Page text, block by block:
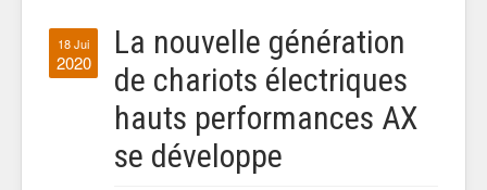
18 Jui
2020
La nouvelle génération
de chariots électriques
hauts performances AX
se développe